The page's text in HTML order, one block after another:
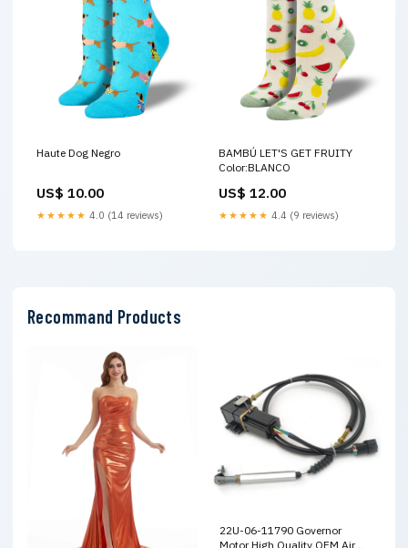
Haute Dog Negro
US$ 10.00
★★★★★ 4.0 (14 reviews)
BAMBÚ LET'S GET FRUITY
Color:BLANCO
US$ 12.00
★★★★★ 4.4 (9 reviews)
Recommand Products
22U-06-11790 Governor
Motor High Quality OEM Air